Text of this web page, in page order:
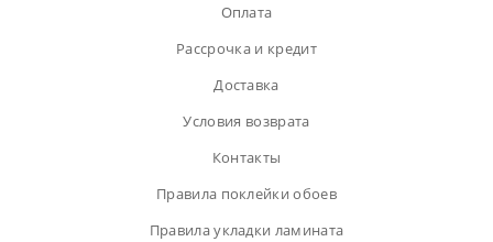
Оплата
Рассрочка и кредит
Доставка
Условия возврата
Контакты
Правила поклейки обоев
Правила укладки ламината